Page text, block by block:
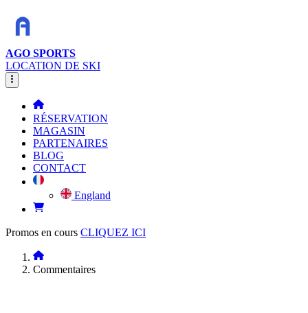
AGO SPORTS
LOCATION DE SKI
RÉSERVATION
MAGASIN
PARTENAIRES
BLOG
CONTACT
England
Promos en cours CLIQUEZ ICI
Commentaires